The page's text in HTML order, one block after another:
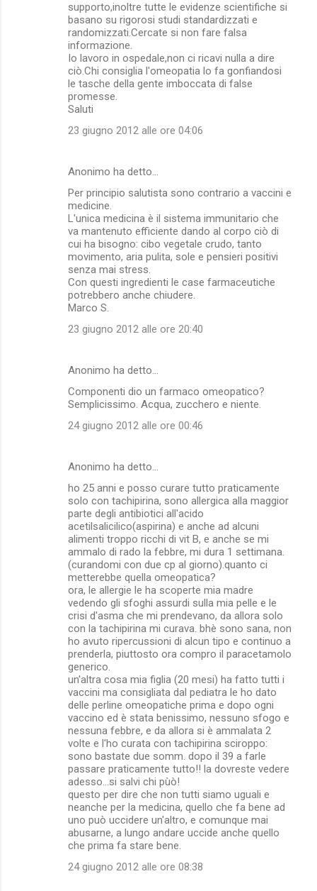
supporto,inoltre tutte le evidenze scientifiche si
basano su rigorosi studi standardizzati e
randomizzati.Cercate si non fare falsa
informazione.
Io lavoro in ospedale,non ci ricavi nulla a dire
ciò.Chi consiglia l'omeopatia lo fa gonfiandosi
le tasche della gente imboccata di false
promesse.
Saluti
23 giugno 2012 alle ore 04:06
Anonimo ha detto…
Per principio salutista sono contrario a vaccini e
medicine.
L'unica medicina è il sistema immunitario che
va mantenuto efficiente dando al corpo ciò di
cui ha bisogno: cibo vegetale crudo, tanto
movimento, aria pulita, sole e pensieri positivi
senza mai stress.
Con questi ingredienti le case farmaceutiche
potrebbero anche chiudere.
Marco S.
23 giugno 2012 alle ore 20:40
Anonimo ha detto…
Componenti dio un farmaco omeopatico?
Semplicissimo. Acqua, zucchero e niente.
24 giugno 2012 alle ore 00:46
Anonimo ha detto…
ho 25 anni e posso curare tutto praticamente
solo con tachipirina, sono allergica alla maggior
parte degli antibiotici all'acido
acetilsalicilico(aspirina) e anche ad alcuni
alimenti troppo ricchi di vit B, e anche se mi
ammalo di rado la febbre, mi dura 1 settimana.
(curandomi con due cp al giorno).quanto ci
metterebbe quella omeopatica?
ora, le allergie le ha scoperte mia madre
vedendo gli sfoghi assurdi sulla mia pelle e le
crisi d'asma che mi prendevano, da allora solo
con la tachipirina mi curava. bhè sono sana, non
ho avuto ripercussioni di alcun tipo e continuo a
prenderla, piuttosto ora compro il paracetamolo
generico.
un'altra cosa mia figlia (20 mesi) ha fatto tutti i
vaccini ma consigliata dal pediatra le ho dato
delle perline omeopatiche prima e dopo ogni
vaccino ed è stata benissimo, nessuno sfogo e
nessuna febbre, e da allora si è ammalata 2
volte e l'ho curata con tachipirina sciroppo:
sono bastate due somm. dopo il 39 a farle
passare praticamente tutto!! la dovreste vedere
adesso...si salvi chi pùò!
questo per dire che non tutti siamo uguali e
neanche per la medicina, quello che fa bene ad
uno può uccidere un'altro, e comunque mai
abusarne, a lungo andare uccide anche quello
che prima fa stare bene.
24 giugno 2012 alle ore 08:38